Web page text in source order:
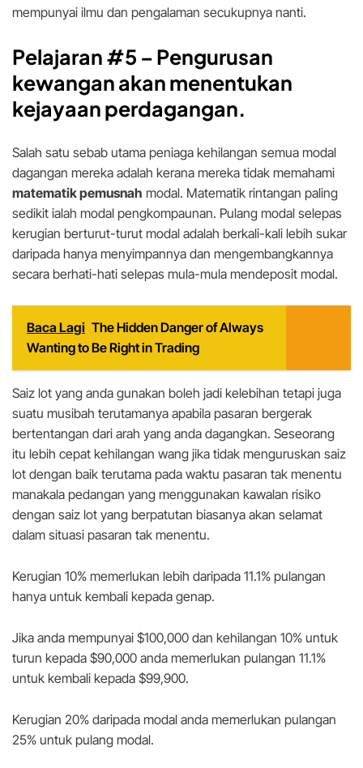
mempunyai ilmu dan pengalaman secukupnya nanti.
Pelajaran #5 –Pengurusan
kewangan akan menentukan
kejayaan perdagangan.
Salah satu sebab utama peniaga kehilangan semua modal
dagangan mereka adalah kerana mereka tidak memahami
matematik pemusnah modal. Matematik rintangan paling
sedikit ialah modal pengkompaunan. Pulang modal selepas
kerugian berturut-turut modal adalah berkali-kali lebih sukar
daripada hanya menyimpannya dan mengembangkannya
secara berhati-hati selepas mula-mula mendeposit modal.
Baca Lagi The Hidden Danger of Always
Wanting to Be Right in Trading
Saiz lot yang anda gunakan boleh jadi kelebihan tetapi juga
suatu musibah terutamanya apabila pasaran bergerak
bertentangan dari arah yang anda dagangkan. Seseorang
itu lebih cepat kehilangan wang jika tidak menguruskan saiz
lot dengan baik terutama pada waktu pasaran tak menentu
manakala pedangan yang menggunakan kawalan risiko
dengan saiz lot yang berpatutan biasanya akan selamat
dalam situasi pasaran tak menentu.
Kerugian 10% memerlukan lebih daripada 11.1% pulangan
hanya untuk kembali kepada genap.
Jika anda mempunyai $100,000 dan kehilangan 10% untuk
turun kepada $90,000 anda memerlukan pulangan 11.1%
untuk kembali kepada $99,900.
Kerugian 20% daripada modal anda memerlukan pulangan
25% untuk pulang modal.